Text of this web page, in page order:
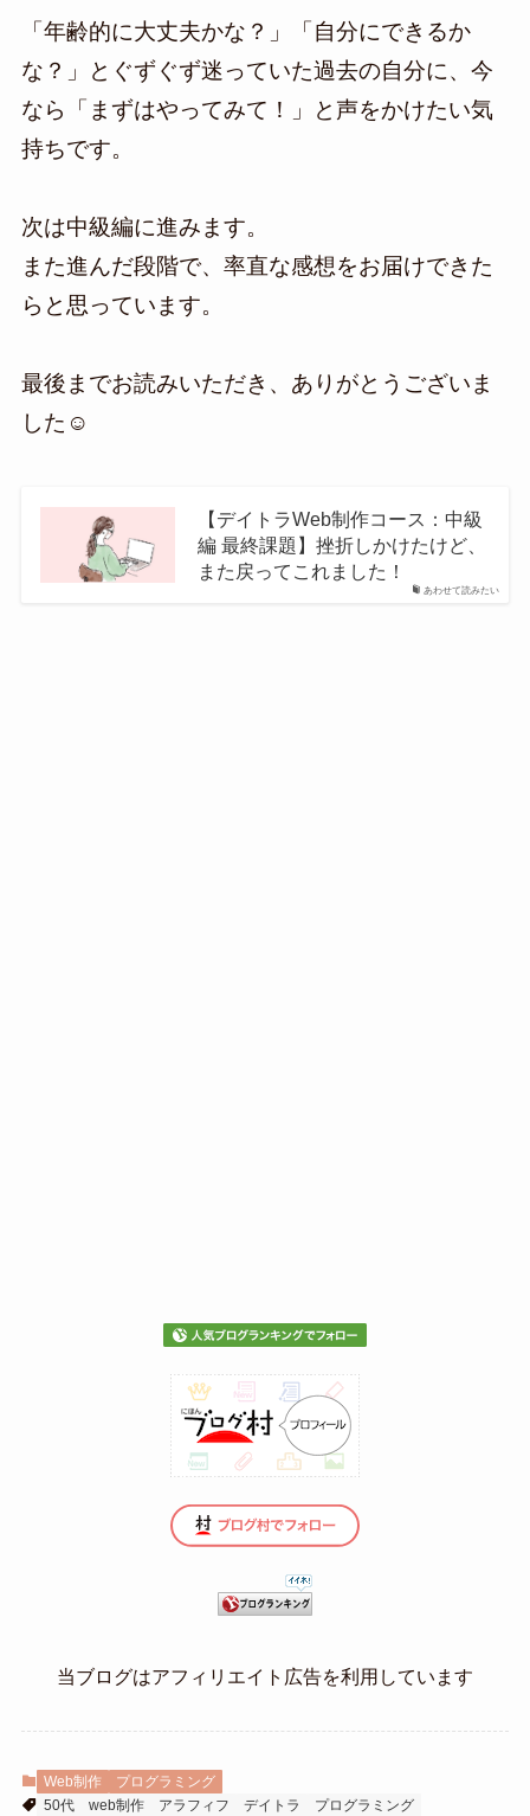
「年齢的に大丈夫かな？」「自分にできるか
な？」とぐずぐず迷っていた過去の自分に、今
なら「まずはやってみて！」と声をかけたい気
持ちです。
次は中級編に進みます。
また進んだ段階で、率直な感想をお届けできた
らと思っています。
最後までお読みいただき、ありがとうございま
した☺️
あわせて読みたい
【デイトラWeb制作コース：中級
編 最終課題】挫折しかけたけど、
また戻ってこれました！
当ブログはアフィリエイト広告を利用しています
Web制作
プログラミング
50代
web制作 アラフィフ デイトラ プログラミング